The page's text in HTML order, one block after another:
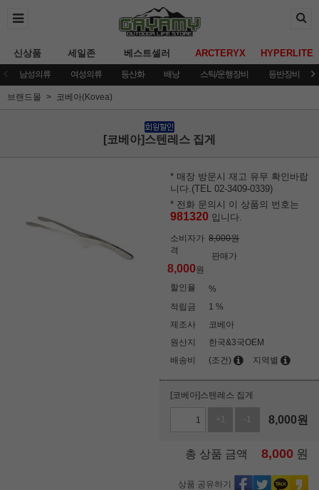
신상품 세일존 베스트셀러 ARCTERYX HYPERLITE
남성의류 여성의류 등산화 배낭 스틱/운행장비 등반장비
브랜드몰 코베아(Kovea)
[코베아]스텐레스 집게
* 매장 방문시 재고 유무 확인바랍
니다.(TEL 02-3409-0339)
* 전화 문의시 이 상품의 번호는
981320 입니다.
소비자가
격
8,000원
판매가
8,000원
할인율
%
적립금
1 %
제조사
코베아
원산지
한국&3국OEM
배송비
(조건) 지역별
[코베아]스텐레스 집게
+1 -1 8,000원
총 상품 금액 8,000 원
상품 공유하기